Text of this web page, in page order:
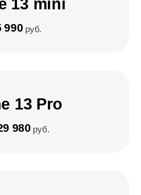
13 mini
990 руб.
13 Pro
980 руб.